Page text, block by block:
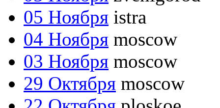
05 Ноября istra
04 Ноября moscow
03 Ноября moscow
29 Октября moscow